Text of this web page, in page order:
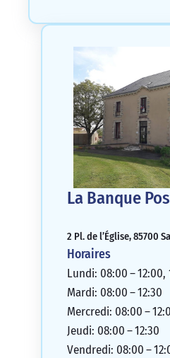
La Banque
2 Pl. de l’Église, 85700
Horaires
Lundi: 08:00 – 12:00,
Mardi: 08:00 – 12:30
Mercredi: 08:00 –
Jeudi: 08:00 – 12:30
Vendredi: 08:00 –